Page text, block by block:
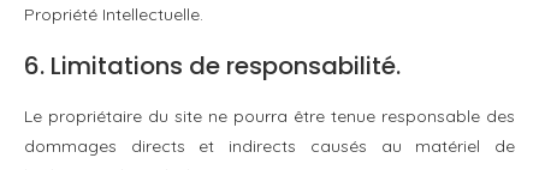
Propriété Intellectuelle.
6. Limitations de responsabilité.
Le propriétaire du site ne pourra être tenue responsable des
dommages directs et indirects causés au matériel de